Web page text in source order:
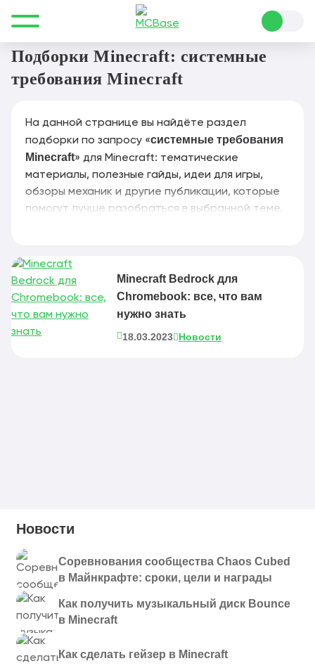
Все для Minecraft системные требования Minecraft
Подборки Minecraft: системные
требования Minecraft
На данной странице вы найдёте раздел
подборки по запросу «системные требования
Minecraft» для Minecraft: тематические
материалы, полезные гайды, идеи для игры,
обзоры механик и другие публикации, которые
помогут лучше разобраться в выбранной теме.
Minecraft Bedrock для
Chromebook: все, что вам
нужно знать
18.03.2023 Новости
Новости
Соревнования сообщества Chaos Cubed
в Майнкрафте: сроки, цели и награды
Как получить музыкальный диск Bounce
в Minecraft
Как сделать гейзер в Minecraft